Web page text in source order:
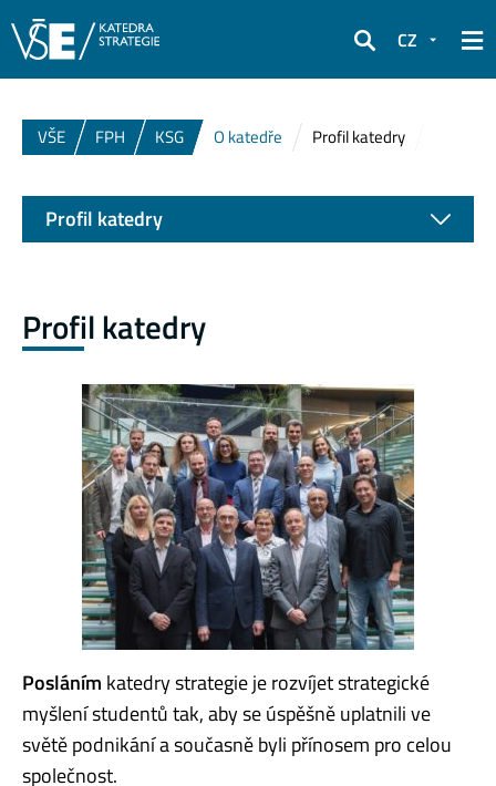
Hledat
CZ
VŠE FPH KSG O katedře Profil katedry
Profil katedry
Posláním katedry strategie je rozvíjet strategické
myšlení studentů tak, aby se úspěšně uplatnili ve
světě podnikání a současně byli přínosem pro celou
společnost.
Profil katedry